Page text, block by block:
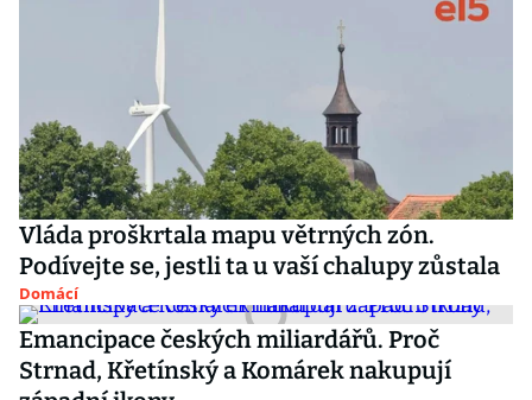
Vláda proškrtala mapu větrných zón.
Podívejte se, jestli ta u vaší chalupy zůstala
Domácí
Emancipace českých miliardářů. Proč
Strnad, Křetínský a Komárek nakupují